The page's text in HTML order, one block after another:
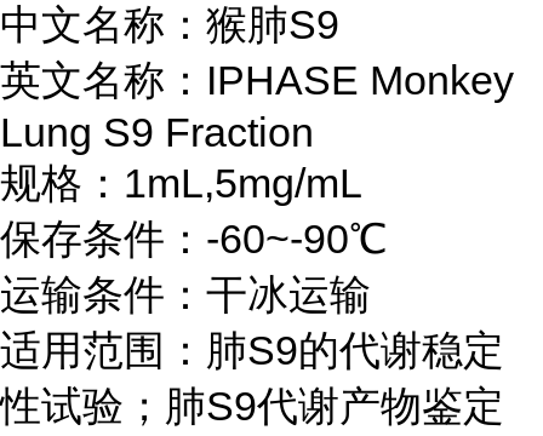
中文名称：猴肺S9
英文名称：IPHASE Monkey
Lung S9 Fraction
规格：1mL,5mg/mL
保存条件：-60~-90℃
运输条件：干冰运输
适用范围：肺S9的代谢稳定
性试验；肺S9代谢产物鉴定